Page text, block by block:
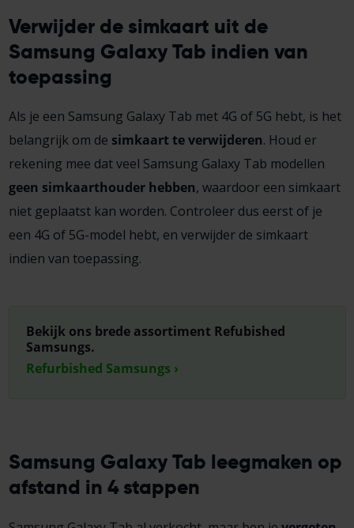
Verwijder de simkaart uit de
Samsung Galaxy Tab indien van
toepassing
Als je een Samsung Galaxy Tab met 4G of 5G hebt, is het
belangrijk om de simkaart te verwijderen. Houd er
rekening mee dat veel Samsung Galaxy Tab modellen
geen simkaarthouder hebben, waardoor een simkaart
niet geplaatst kan worden. Controleer dus eerst of je
een 4G of 5G-model hebt, en verwijder de simkaart
indien van toepassing.
Bekijk ons brede assortiment Refubished
Samsungs.
Refurbished Samsungs ›
Samsung Galaxy Tab leegmaken op
afstand in 4 stappen